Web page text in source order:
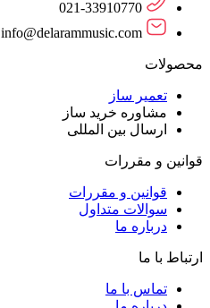
021-33910770
info@delarammusic.com
محصولات
تعمیر ساز
مشاوره خرید ساز
ارسال بین المللی
قوانین و مقررات
قوانین و مقررات
سوالات متداول
درباره ما
ارتباط با ما
تماس با ما